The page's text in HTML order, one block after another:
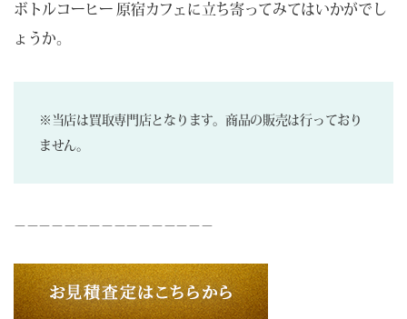
ボトルコーヒー 原宿カフェに立ち寄ってみてはいかがでし
ょうか。
※当店は買取専門店となります。商品の販売は行っており
ません。
－－－－－－－－－－－－－－－－